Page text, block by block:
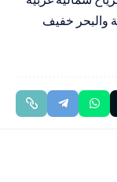
والبحر خفيف